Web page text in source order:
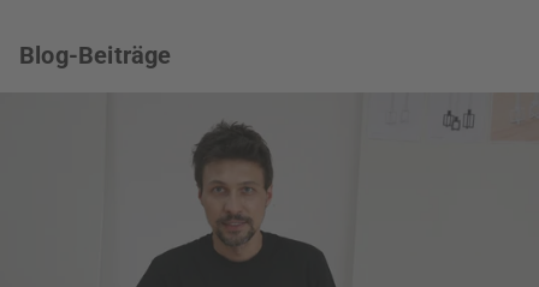
Blog-Beiträge